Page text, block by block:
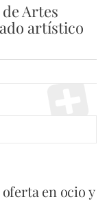
Artes
artístico
en ocio y